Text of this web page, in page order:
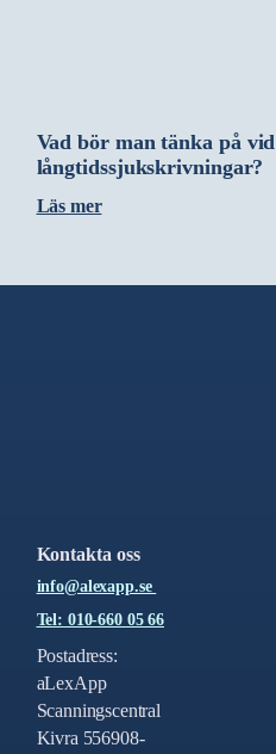
Vad bör man tänka på vid
långtidssjukskrivningar?
Läs mer
Kontakta oss
info@alexapp.se
Tel: 010-660 05 66
Postadress:
aLexApp
Scanningscentral
Kivra 556908-